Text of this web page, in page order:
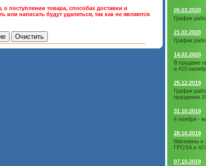
о поступлении товара, способах доставки и
или написать будут удаляться, так как не являются
05.03.2020
График
21.02.2020
График
14.02.2020
В продаже
и 410
25.12.2019
График
праздники
31.10.2019
4 ноября -
28.10.2019
Магазины и
ГРОЗА и
07.10.2019